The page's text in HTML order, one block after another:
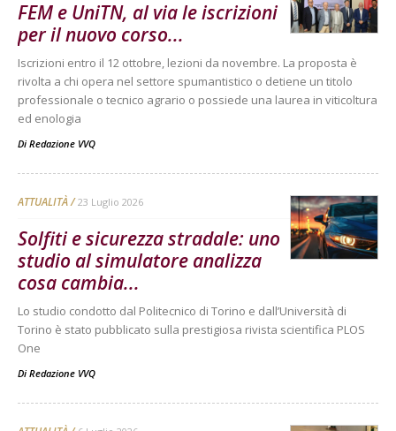
FEM e UniTN, al via le iscrizioni
per il nuovo corso...
Iscrizioni entro il 12 ottobre, lezioni da novembre. La proposta è
rivolta a chi opera nel settore spumantistico o detiene un titolo
professionale o tecnico agrario o possiede una laurea in viticoltura
ed enologia
Di Redazione VVQ
ATTUALITÀ 23 Luglio 2026
Solfiti e sicurezza stradale: uno
studio al simulatore analizza
cosa cambia...
Lo studio condotto dal Politecnico di Torino e dall’Università di
Torino è stato pubblicato sulla prestigiosa rivista scientifica PLOS
One
Di Redazione VVQ